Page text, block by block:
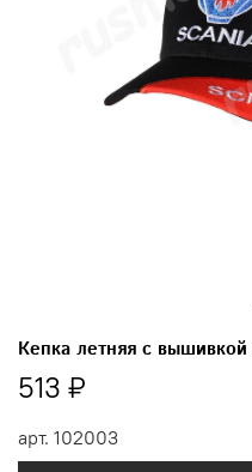
арт. 102003
Кепка летняя с
513 ₽